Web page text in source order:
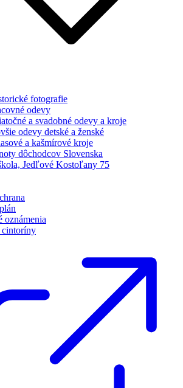
fotografie
odevy
a svadobné odevy a kroje
odevy detské a ženské
a kašmírové kroje
dôchodcov Slovenska
Jedľové Kostoľany 75
oznámenia